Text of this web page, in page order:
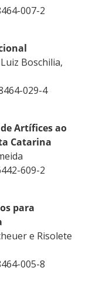
007-2
Boschilia,
029-4
Artífices ao
Catarina
609-2
para
e Risolete
005-8